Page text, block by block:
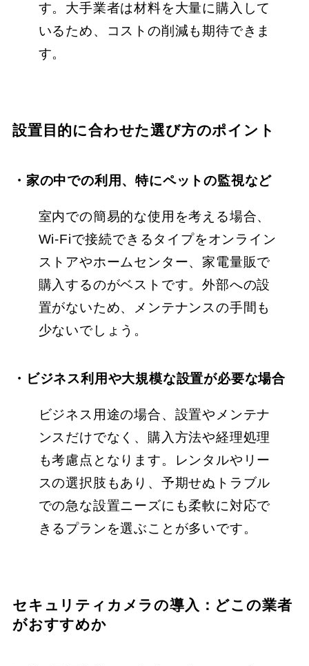
す。大手業者は材料を大量に購入して
いるため、コストの削減も期待できま
す。
設置目的に合わせた選び方のポイント
・家の中での利用、特にペットの監視など
室内での簡易的な使用を考える場合、
Wi-Fiで接続できるタイプをオンライン
ストアやホームセンター、家電量販で
購入するのがベストです。外部への設
置がないため、メンテナンスの手間も
少ないでしょう。
・ビジネス利用や大規模な設置が必要な場合
ビジネス用途の場合、設置やメンテナ
ンスだけでなく、購入方法や経理処理
も考慮点となります。レンタルやリー
スの選択肢もあり、予期せぬトラブル
での急な設置ニーズにも柔軟に対応で
きるプランを選ぶことが多いです。
セキュリティカメラの導入：どこの業者
がおすすめか